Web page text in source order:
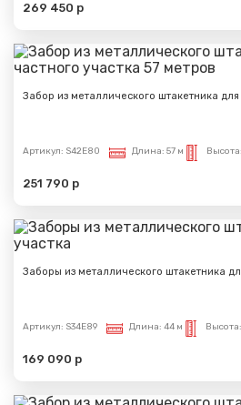
269 450 р
Забор из металлического штакетника для
Артикул: S42E80 Длина: 57 м Высота:
251 790 р
Заборы из металлического штакетника
Артикул: S34E89 Длина: 44 м Высота:
169 090 р